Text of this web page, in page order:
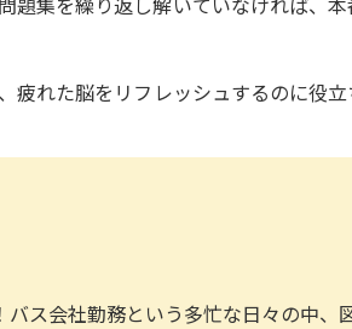
れた脳をリフレッシュするのに役立
ス会社勤務という多忙な日々の中、